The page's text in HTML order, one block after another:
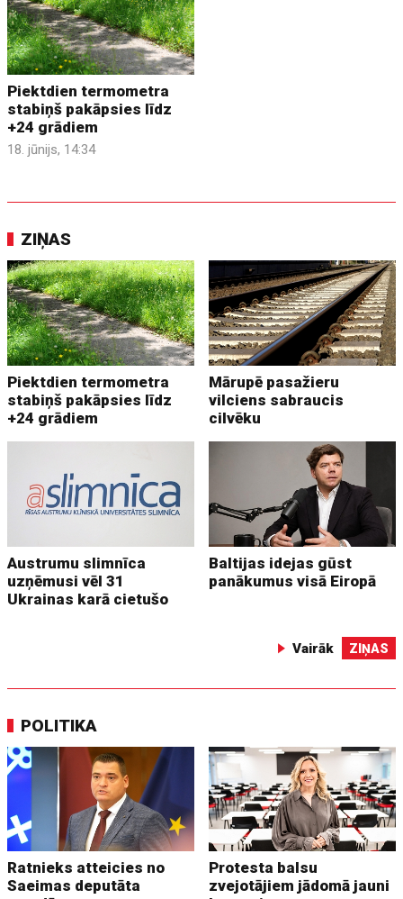
Piektdien termometra
stabiņš pakāpsies līdz
+24 grādiem
18. jūnijs, 14:34
ZIŅAS
Piektdien termometra
stabiņš pakāpsies līdz
+24 grādiem
Mārupē pasažieru
vilciens sabraucis
cilvēku
Austrumu slimnīca
uzņēmusi vēl 31
Ukrainas karā cietušo
Baltijas idejas gūst
panākumus visā Eiropā
Vairāk ZIŅAS
POLITIKA
Ratnieks atteicies no
Saeimas deputāta
Protesta balsu
zvejotājiem jādomā jauni